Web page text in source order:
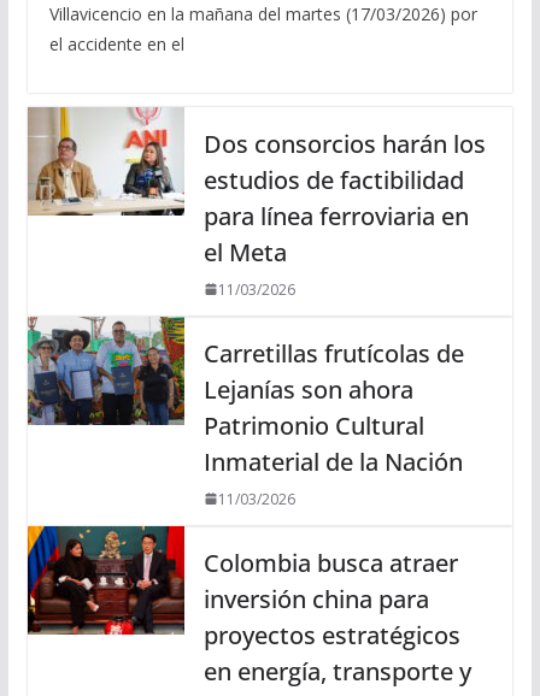
Villavicencio en la mañana del martes (17/03/2026) por
el accidente en el
Dos consorcios harán los
estudios de factibilidad
para línea ferroviaria en
el Meta
11/03/2026
Carretillas frutícolas de
Lejanías son ahora
Patrimonio Cultural
Inmaterial de la Nación
11/03/2026
Colombia busca atraer
inversión china para
proyectos estratégicos
en energía, transporte y